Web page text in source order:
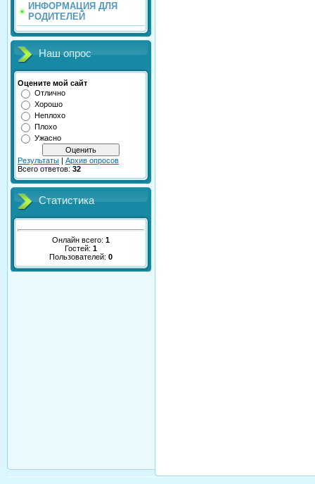
ИНФОРМАЦИЯ ДЛЯ
РОДИТЕЛЕЙ
Наш опрос
Оцените мой сайт
Отлично
Хорошо
Неплохо
Плохо
Ужасно
Результаты | Архив опросов
Всего ответов: 32
Статистика
Онлайн всего: 1
Гостей: 1
Пользователей: 0